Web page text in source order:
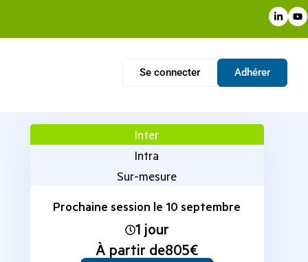
Se connecter Adhérer
Inter
Intra
Sur-mesure
Prochaine session le 10 septembre
1 jour
À partir de805€